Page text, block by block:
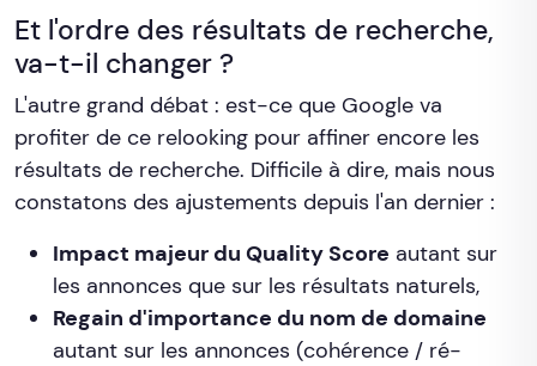
Et l'ordre des résultats de recherche,
va-t-il changer ?
L'autre grand débat : est-ce que Google va
profiter de ce relooking pour affiner encore les
résultats de recherche. Difficile à dire, mais nous
constatons des ajustements depuis l'an dernier :
Impact majeur du Quality Score autant sur
les annonces que sur les résultats naturels,
Regain d'importance du nom de domaine
autant sur les annonces (cohérence / ré-